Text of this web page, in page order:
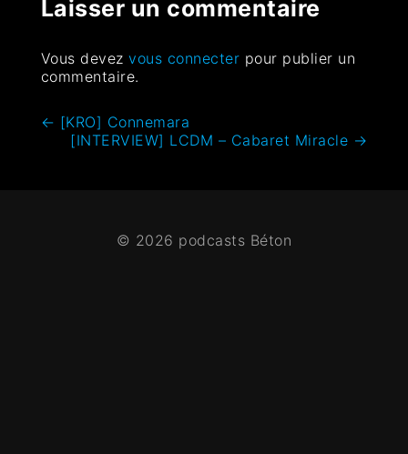
Laisser un commentaire
Vous devezvous connecter pour publier un
commentaire.
← [KRO] Connemara
[INTERVIEW] LCDM – Cabaret Miracle →
© 2026 podcasts Béton